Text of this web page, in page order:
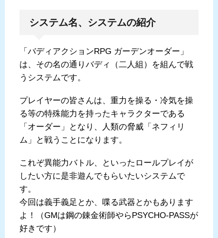
システム名、システムの紹介
「バディアクションRPG ガーデンオーダー」
は、その名の通りバディ（二人組）を組んで戦
うシステムです。
プレイヤーの皆さんは、重力を操る・冷気を操
る等の特殊能力を持ったキャラクターである
「オーダー」となり、人類の脅威「ネフィリ
ム」と戦うことになります。
これぞ異能力バトル、といったロールプレイが
したい方に是非遊んでもらいたいシステムで
す。
今回は義手義足とか、喋る武器とかもあります
よ！（GMは鋼の錬金術師やらPSYCHO-PASSが
好きです）